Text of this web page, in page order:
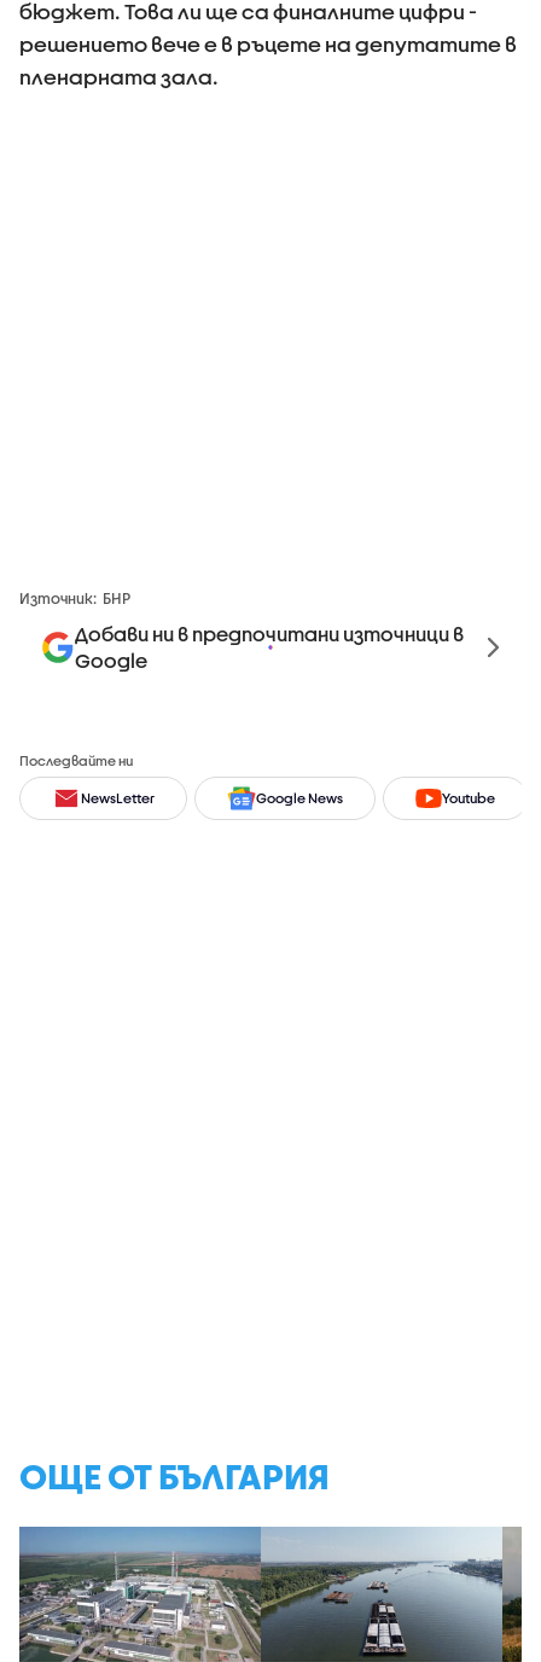
бюджет. Това ли ще са финалните цифри -
решението вече е в ръцете на депутатите в
пленарната зала.
Източник: БНР
Добави ни в предпочитани източници в
Google
Последвайте ни
NewsLetter Google News Youtube
ОЩЕ ОТ БЪЛГАРИЯ